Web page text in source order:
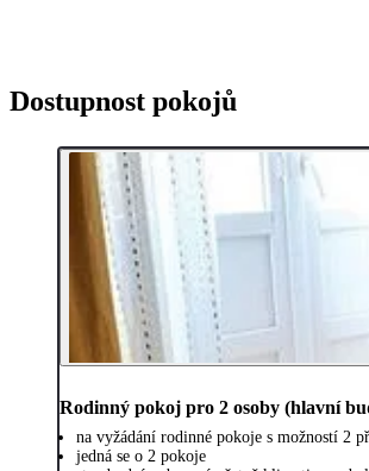
Dostupnost pokojů
Rodinný pokoj pro 2 osoby (hlavní
na vyžádání rodinné pokoje s možností 2
jedná se o 2 pokoje